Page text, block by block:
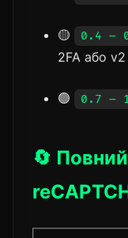
🟡 0.4 –
2FA або v2
🟢 0.7 –
🔄